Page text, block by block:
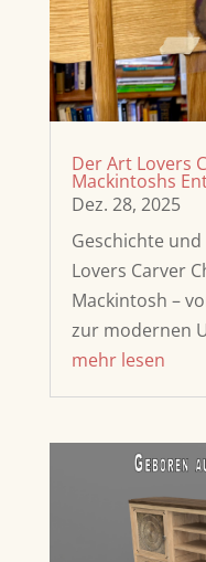
Der Art Lovers
Mackintoshs
Dez. 28, 2025
Geschichte
Lovers Carver
Mackintosh –
zur modernen
mehr lesen